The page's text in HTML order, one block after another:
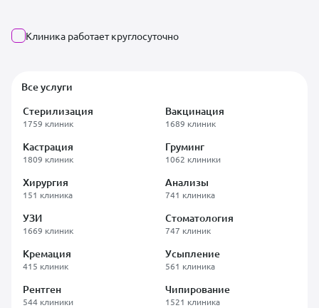
Клиника работает круглосуточно
Все услуги
Стерилизация
1759 клиник
Вакцинация
1689 клиник
Кастрация
1809 клиник
Груминг
1062 клиники
Хирургия
151 клиника
Анализы
741 клиника
УЗИ
1669 клиник
Стоматология
747 клиник
Кремация
415 клиник
Усыпление
561 клиника
Рентген
544 клиники
Чипирование
1521 клиника